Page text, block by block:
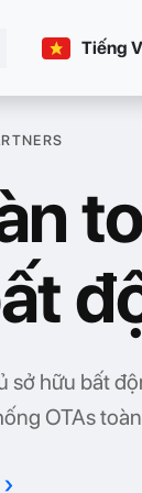
Tiếng
sở hữu bất
OTAs
›